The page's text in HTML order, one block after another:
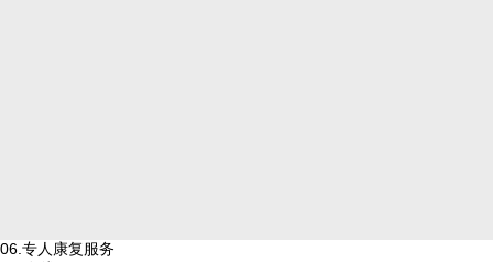
06.专人康复服务